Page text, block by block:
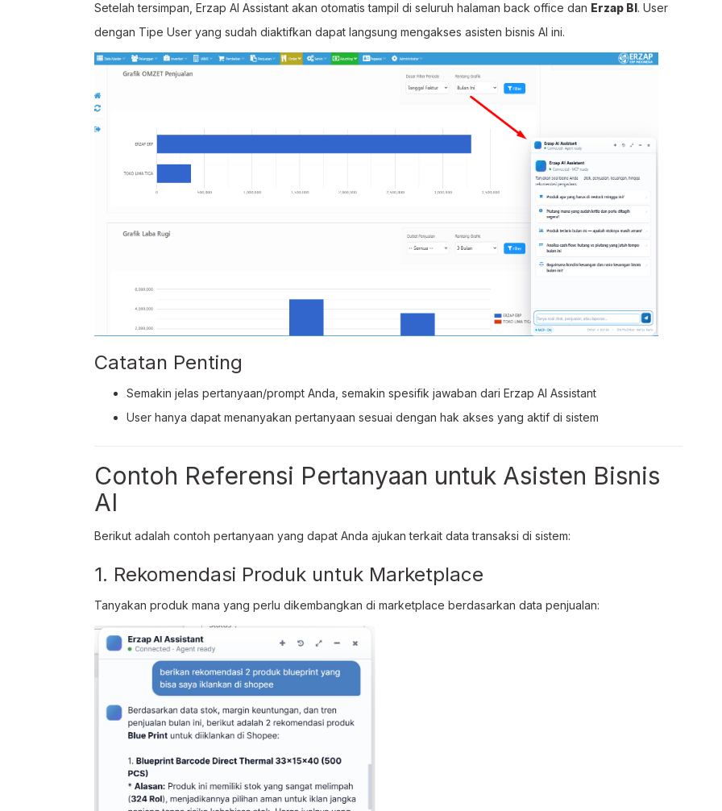
Setelah tersimpan, Erzap AI Assistant akan otomatis tampil di seluruh halaman back office dan Erzap BI. User
dengan Tipe User yang sudah diaktifkan dapat langsung mengakses asisten bisnis AI ini.
Catatan Penting
Semakin jelas pertanyaan/prompt Anda, semakin spesifik jawaban dari Erzap AI Assistant
User hanya dapat menanyakan pertanyaan sesuai dengan hak akses yang aktif di sistem
Contoh Referensi Pertanyaan untuk Asisten Bisnis
AI
Berikut adalah contoh pertanyaan yang dapat Anda ajukan terkait data transaksi di sistem:
1. Rekomendasi Produk untuk Marketplace
Tanyakan produk mana yang perlu dikembangkan di marketplace berdasarkan data penjualan: